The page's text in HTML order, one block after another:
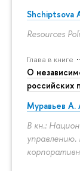
Shchiptsova
Resources
Глава в книге
О
российских
Муравьев А.
В кн.: